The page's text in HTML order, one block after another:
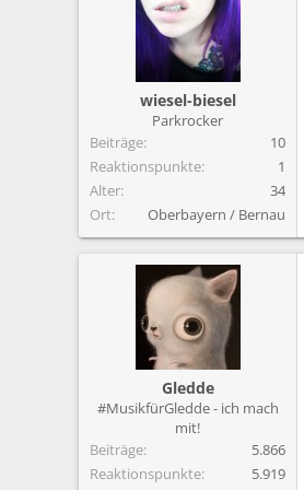
wiesel-biesel
Parkrocker
Beiträge
10
Reaktionspunkte
1
Alter
34
Ort
Oberbayern / Bernau
Gledde
#MusikfürGledde - ich mach
mit!
Beiträge
5.866
Reaktionspunkte
5.919